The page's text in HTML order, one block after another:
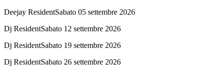
Deejay ResidentSabato 05 settembre 2026
Dj ResidentSabato 12 settembre 2026
Dj ResidentSabato 19 settembre 2026
Dj ResidentSabato 26 settembre 2026